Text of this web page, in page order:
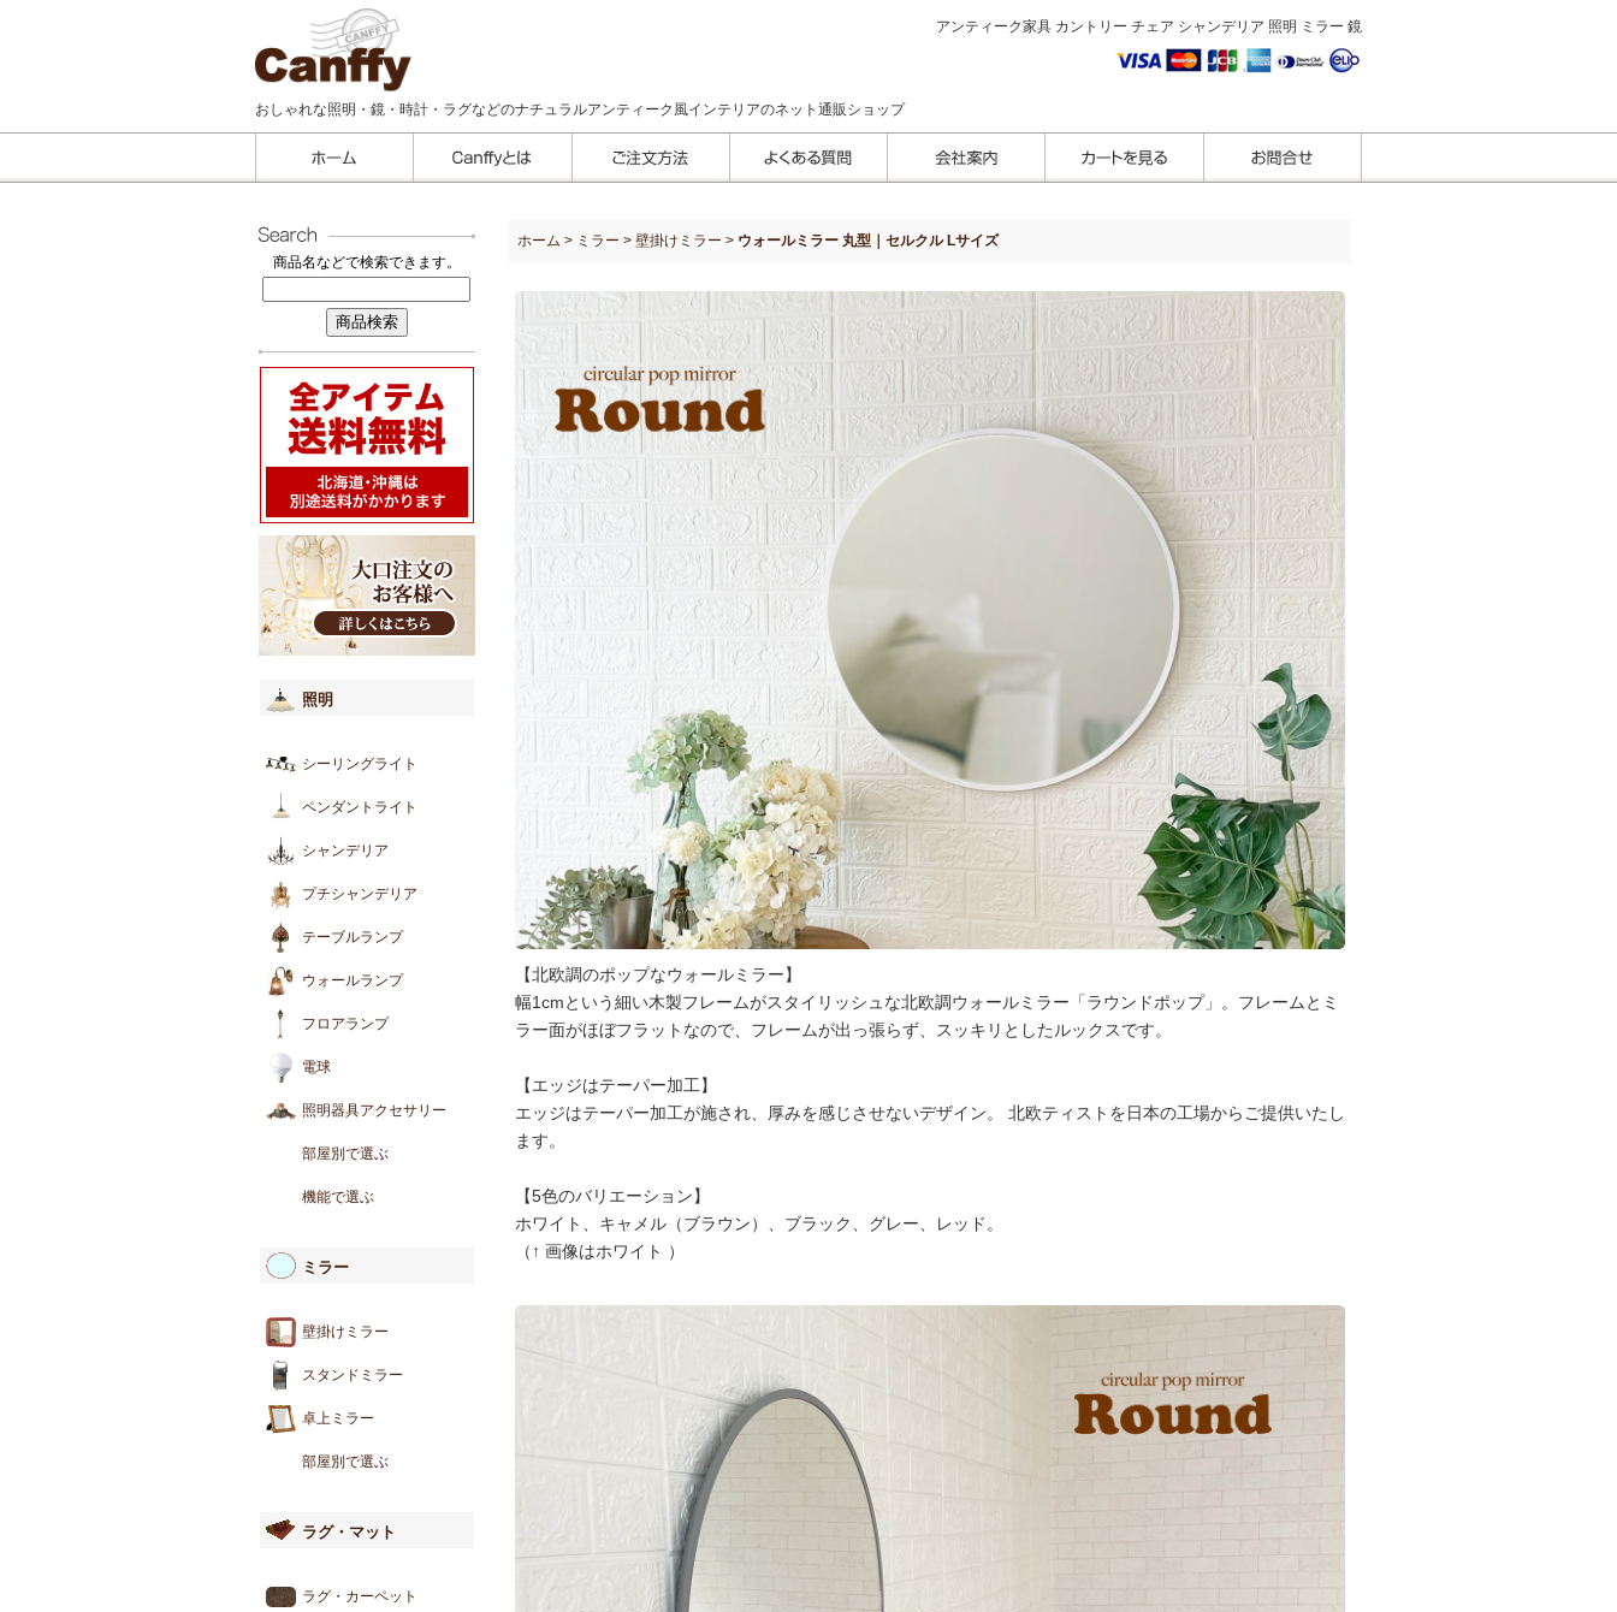
アンティーク家具 カントリー チェア シャンデリア 照明 ミラー 鏡
おしゃれな照明・鏡・時計・ラグなどのナチュラルアンティーク風インテリアのネット通販ショップ
商品名などで検索できます。
照明
シーリングライト
ペンダントライト
シャンデリア
プチシャンデリア
テーブルランプ
ウォールランプ
フロアランプ
電球
照明器具アクセサリー
部屋別で選ぶ
機能で選ぶ
ミラー
壁掛けミラー
スタンドミラー
卓上ミラー
部屋別で選ぶ
ラグ・マット
ラグ・カーペット
ホーム > ミラー > 壁掛けミラー > ウォールミラー 丸型｜セルクル Lサイズ
【北欧調のポップなウォールミラー】
幅1cmという細い木製フレームがスタイリッシュな北欧調ウォールミラー「ラウンドポップ」。フレームとミ
ラー面がほぼフラットなので、フレームが出っ張らず、スッキリとしたルックスです。
【エッジはテーパー加工】
エッジはテーパー加工が施され、厚みを感じさせないデザイン。 北欧ティストを日本の工場からご提供いたし
ます。
【5色のバリエーション】
ホワイト、キャメル（ブラウン）、ブラック、グレー、レッド。
（↑ 画像はホワイト ）